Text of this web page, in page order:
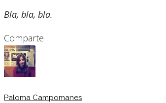
Bla, bla, bla.
Comparte
Paloma Campomanes